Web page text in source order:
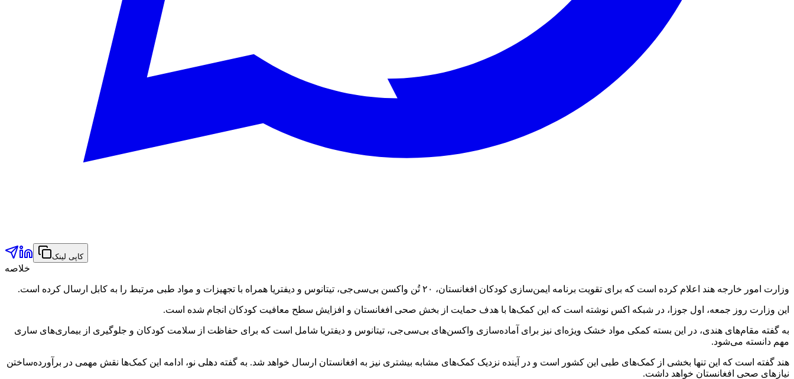
کاپی لینک
خلاصه
وزارت امور خارجه هند اعلام کرده است که برای تقویت برنامه ایمن‌سازی کودکان افغانستان، ۲۰ تُن واکسن بی‌سی‌جی، تیتانوس و دیفتریا همراه با تجهیزات و مواد طبی مرتبط را به کابل ارسال کرده است.
این وزارت روز جمعه، اول جوزا، در شبکه اکس نوشته است که این کمک‌ها با هدف حمایت از بخش صحی افغانستان و افزایش سطح معافیت کودکان انجام شده است.
به گفته مقام‌های هندی، در این بسته کمکی مواد خشک ویژه‌ای نیز برای آماده‌سازی واکسن‌های بی‌سی‌جی، تیتانوس و دیفتریا شامل است که برای حفاظت از سلامت کودکان و جلوگیری از بیماری‌های ساری
مهم دانسته می‌شود.
هند گفته است که این تنها بخشی از کمک‌های طبی این کشور است و در آینده نزدیک کمک‌های مشابه بیشتری نیز به افغانستان ارسال خواهد شد. به گفته دهلی نو، ادامه این کمک‌ها نقش مهمی در برآورده‌ساختن
نیازهای صحی افغانستان خواهد داشت.